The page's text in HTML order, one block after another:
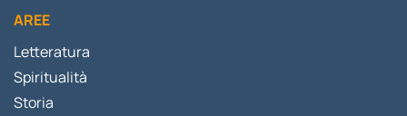
AREE
Letteratura
Spiritualità
Storia